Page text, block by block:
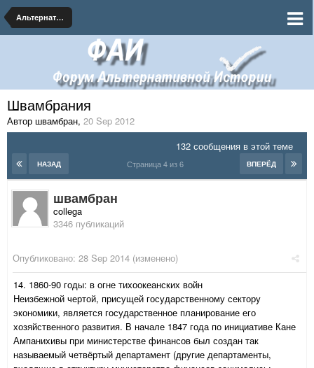
Альтернативная География
Швамбрания
Автор швамбран, 20 Sep 2012
132 сообщения в этой теме
НАЗАД ВПЕРЁД
Страница 4 из 6
швамбран
collega
3346 публикаций
Опубликовано: 28 Sep 2014 (изменено)
14. 1860-90 годы: в огне тихоокеанских войн
Неизбежной чертой, присущей государственному сектору
экономики, является государственное планирование его
хозяйственного развития. В начале 1847 года по инициативе Кане
Ампанихивы при министерстве финансов был создан так
называемый четвёртый департамент (другие департаменты,